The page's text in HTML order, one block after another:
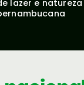
lazer e